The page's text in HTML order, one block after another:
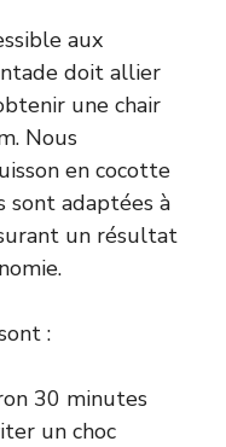
aux
doit allier
une chair
Nous
en cocotte
sont adaptées à
un résultat
:
30 minutes
un choc